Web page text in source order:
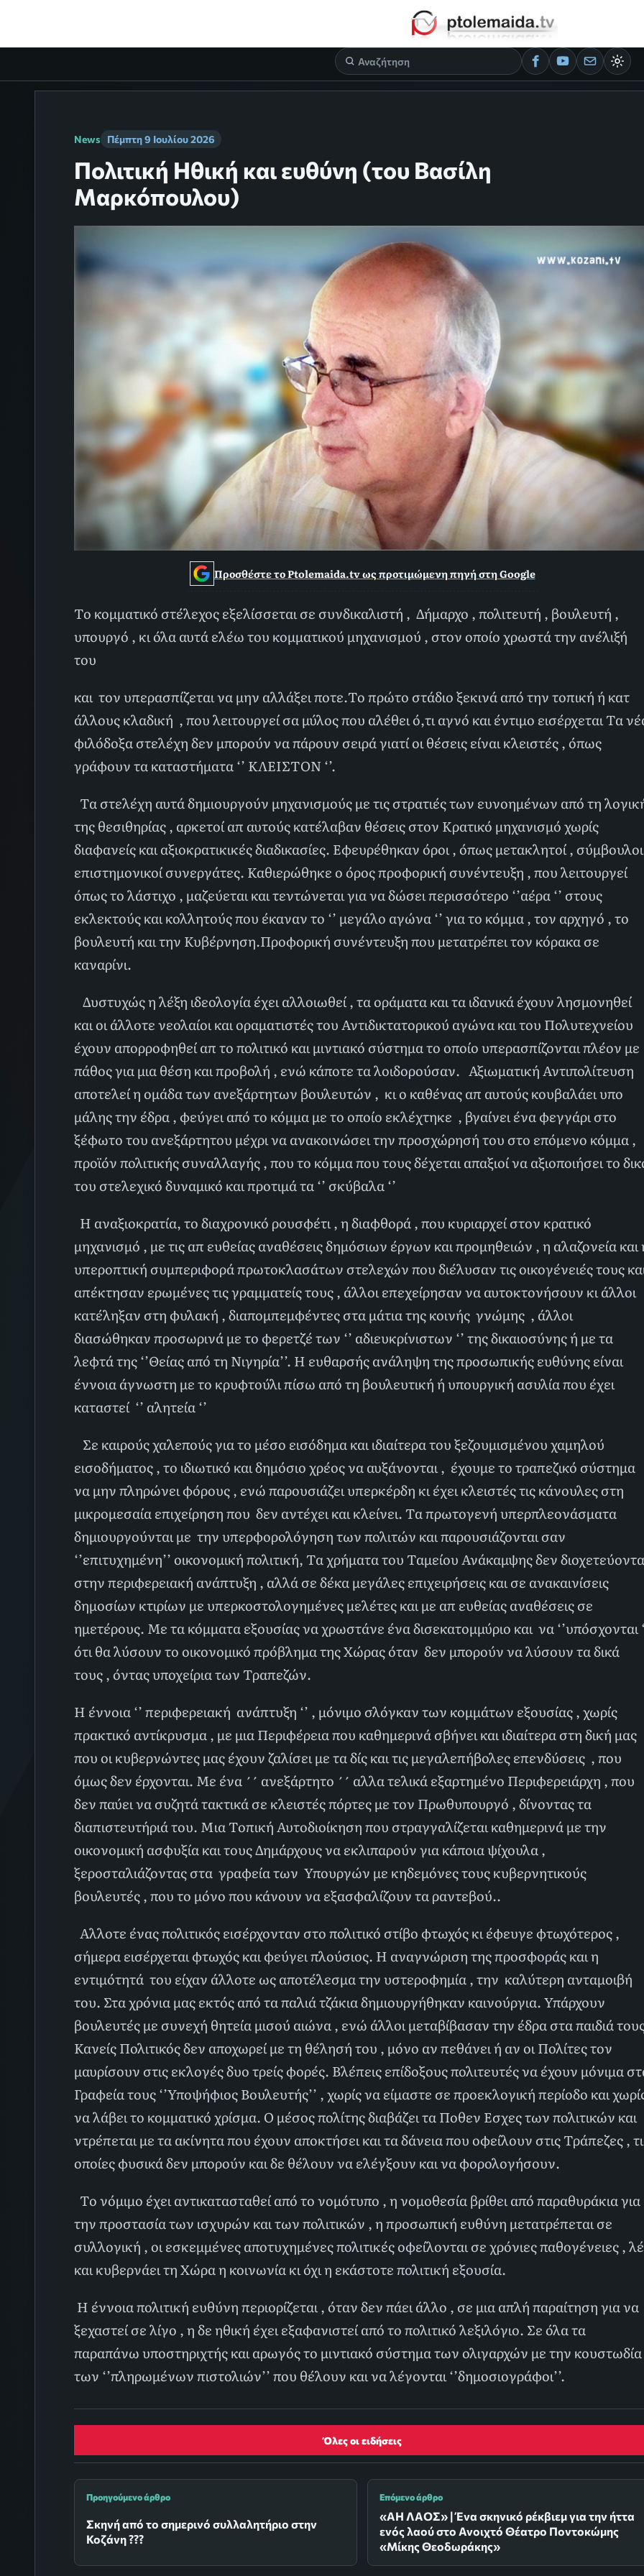
News Πέμπτη 9 Ιουλίου 2026
Πολιτική Ηθική και ευθύνη (του Βασίλη
Μαρκόπουλου)
Προσθέστε το Ptolemaida.tv ως προτιμώμενη πηγή στη Google
Το κομματικό στέλεχος εξελίσσεται σε συνδικαλιστή , Δήμαρχο , πολιτευτή , βουλευτή ,
υπουργό , κι όλα αυτά ελέω του κομματικού μηχανισμού , στον οποίο χρωστά την ανέλιξή
του
και τον υπερασπίζεται να μην αλλάξει ποτε.Το πρώτο στάδιο ξεκινά από την τοπική ή κατ
άλλους κλαδική , που λειτουργεί σα μύλος που αλέθει ό,τι αγνό και έντιμο εισέρχεται Τα
φιλόδοξα στελέχη δεν μπορούν να πάρουν σειρά γιατί οι θέσεις είναι κλειστές , όπως
γράφουν τα καταστήματα ‘’ ΚΛΕΙΣΤΟΝ ‘’.
Τα στελέχη αυτά δημιουργούν μηχανισμούς με τις στρατιές των ευνοημένων από τη
της θεσιθηρίας , αρκετοί απ αυτούς κατέλαβαν θέσεις στον Κρατικό μηχανισμό χωρίς
διαφανείς και αξιοκρατικικές διαδικασίες. Εφευρέθηκαν όροι , όπως μετακλητοί ,
επιστημονικοί συνεργάτες. Καθιερώθηκε ο όρος προφορική συνέντευξη , που λειτουργεί
όπως το λάστιχο , μαζεύεται και τεντώνεται για να δώσει περισσότερο ‘’αέρα ‘’ στους
εκλεκτούς και κολλητούς που έκαναν το ‘’ μεγάλο αγώνα ‘’ για το κόμμα , τον αρχηγό , το
βουλευτή και την Κυβέρνηση.Προφορική συνέντευξη που μετατρέπει τον κόρακα σε
καναρίνι.
Δυστυχώς η λέξη ιδεολογία έχει αλλοιωθεί , τα οράματα και τα ιδανικά έχουν λησμονηθεί
και οι άλλοτε νεολαίοι και οραματιστές του Αντιδικτατορικού αγώνα και του Πολυτεχνείου
έχουν απορροφηθεί απ το πολιτικό και μιντιακό σύστημα το οποίο υπερασπίζονται πλέον με
πάθος για μια θέση και προβολή , ενώ κάποτε τα λοιδορούσαν. Αξιωματική Αντιπολίτευση
αποτελεί η ομάδα των ανεξάρτητων βουλευτών , κι ο καθένας απ αυτούς κουβαλάει υπο
μάλης την έδρα , φεύγει από το κόμμα με το οποίο εκλέχτηκε , βγαίνει ένα φεγγάρι στο
ξέφωτο του ανεξάρτητου μέχρι να ανακοινώσει την προσχώρησή του στο επόμενο κόμμα ,
προϊόν πολιτικής συναλλαγής , που το κόμμα που τους δέχεται απαξιοί να αξιοποιήσει το
του στελεχικό δυναμικό και προτιμά τα ‘’ σκύβαλα ‘’
Η αναξιοκρατία, το διαχρονικό ρουσφέτι , η διαφθορά , που κυριαρχεί στον κρατικό
μηχανισμό , με τις απ ευθείας αναθέσεις δημόσιων έργων και προμηθειών , η αλαζονεία και
υπεροπτική συμπεριφορά πρωτοκλασάτων στελεχών που διέλυσαν τις οικογένειές τους
απέκτησαν ερωμένες τις γραμματείς τους , άλλοι επεχείρησαν να αυτοκτονήσουν κι άλλοι
κατέληξαν στη φυλακή , διαπομπεμφέντες στα μάτια της κοινής γνώμης , άλλοι
διασώθηκαν προσωρινά με το φερετζέ των ‘’ αδιευκρίνιστων ‘’ της δικαιοσύνης ή με τα
λεφτά της ‘’Θείας από τη Νιγηρία’’. Η ευθαρσής ανάληψη της προσωπικής ευθύνης είναι
έννοια άγνωστη με το κρυφτούλι πίσω από τη βουλευτική ή υπουργική ασυλία που έχει
καταστεί ‘’ αλητεία ‘’
Σε καιρούς χαλεπούς για το μέσο εισόδημα και ιδιαίτερα του ξεζουμισμένου χαμηλού
εισοδήματος , το ιδιωτικό και δημόσιο χρέος να αυξάνονται , έχουμε το τραπεζικό σύστημα
να μην πληρώνει φόρους , ενώ παρουσιάζει υπερκέρδη κι έχει κλειστές τις κάνουλες στη
μικρομεσαία επιχείρηση που δεν αντέχει και κλείνει. Τα πρωτογενή υπερπλεονάσματα
δημιουργούνται με την υπερφορολόγηση των πολιτών και παρουσιάζονται σαν
‘’επιτυχημένη’’ οικονομική πολιτική, Τα χρήματα του Ταμείου Ανάκαμψης δεν
στην περιφερειακή ανάπτυξη , αλλά σε δέκα μεγάλες επιχειρήσεις και σε ανακαινίσεις
δημοσίων κτιρίων με υπερκοστολογημένες μελέτες και με απ ευθείας αναθέσεις σε
ημετέρους. Με τα κόμματα εξουσίας να χρωστάνε ένα δισεκατομμύριο και να ‘’υπόσχονται
ότι θα λύσουν το οικονομικό πρόβλημα της Χώρας όταν δεν μπορούν να λύσουν τα δικά
τους , όντας υποχείρια των Τραπεζών.
Η έννοια ‘’ περιφερειακή ανάπτυξη ‘’ , μόνιμο σλόγκαν των κομμάτων εξουσίας , χωρίς
πρακτικό αντίκρυσμα , με μια Περιφέρεια που καθημερινά σβήνει και ιδιαίτερα στη δική μας
που οι κυβερνώντες μας έχουν ζαλίσει με τα δίς και τις μεγαλεπήβολες επενδύσεις , που
όμως δεν έρχονται. Με ένα ΄΄ ανεξάρτητο ΄΄ αλλα τελικά εξαρτημένο Περιφερειάρχη , που
δεν παύει να συζητά τακτικά σε κλειστές πόρτες με τον Πρωθυπουργό , δίνοντας τα
διαπιστευτήριά του. Μια Τοπική Αυτοδιοίκηση που στραγγαλίζεται καθημερινά με την
οικονομική ασφυξία και τους Δημάρχους να εκλιπαρούν για κάποια ψίχουλα ,
ξεροσταλιάζοντας στα γραφεία των Υπουργών με κηδεμόνες τους κυβερνητικούς
βουλευτές , που το μόνο που κάνουν να εξασφαλίζουν τα ραντεβού..
Αλλοτε ένας πολιτικός εισέρχονταν στο πολιτικό στίβο φτωχός κι έφευγε φτωχότερος ,
σήμερα εισέρχεται φτωχός και φεύγει πλούσιος. Η αναγνώριση της προσφοράς και η
εντιμότητά του είχαν άλλοτε ως αποτέλεσμα την υστεροφημία , την καλύτερη ανταμοιβή
του. Στα χρόνια μας εκτός από τα παλιά τζάκια δημιουργήθηκαν καινούργια. Υπάρχουν
βουλευτές με συνεχή θητεία μισού αιώνα , ενώ άλλοι μεταβίβασαν την έδρα στα παιδιά
Κανείς Πολιτικός δεν αποχωρεί με τη θέλησή του , μόνο αν πεθάνει ή αν οι Πολίτες τον
μαυρίσουν στις εκλογές δυο τρείς φορές. Βλέπεις επίδοξους πολιτευτές να έχουν μόνιμα
Γραφεία τους ‘’Υποψήφιος Βουλευτής’’ , χωρίς να είμαστε σε προεκλογική περίοδο και
να λάβει το κομματικό χρίσμα. Ο μέσος πολίτης διαβάζει τα Ποθεν Εσχες των πολιτικών και
ντρέπεται με τα ακίνητα που έχουν αποκτήσει και τα δάνεια που οφείλουν στις Τράπεζες ,
οποίες φυσικά δεν μπορούν και δε θέλουν να ελέγξουν και να φορολογήσουν.
Το νόμιμο έχει αντικατασταθεί από το νομότυπο , η νομοθεσία βρίθει από παραθυράκια για
την προστασία των ισχυρών και των πολιτικών , η προσωπική ευθύνη μετατρέπεται σε
συλλογική , οι εσκεμμένες αποτυχημένες πολιτικές οφείλονται σε χρόνιες παθογένειες ,
και κυβερνάει τη Χώρα η κοινωνία κι όχι η εκάστοτε πολιτική εξουσία.
Η έννοια πολιτική ευθύνη περιορίζεται , όταν δεν πάει άλλο , σε μια απλή παραίτηση για να
ξεχαστεί σε λίγο , η δε ηθική έχει εξαφανιστεί από το πολιτικό λεξιλόγιο. Σε όλα τα
παραπάνω υποστηριχτής και αρωγός το μιντιακό σύστημα των ολιγαρχών με την κουστωδία
των ‘’πληρωμένων πιστολιών’’ που θέλουν και να λέγονται ‘’δημοσιογράφοι’’.
Όλες οι ειδήσεις
Προηγούμενο άρθρο
Σκηνή από το σημερινό συλλαλητήριο στην
Κοζάνη ???
Επόμενο άρθρο
«ΑΗ ΛΑΟΣ» | Ένα σκηνικό ρέκβιεμ για την ήττα
ενός λαού στο Ανοιχτό Θέατρο Ποντοκώμης
«Μίκης Θεοδωράκης»